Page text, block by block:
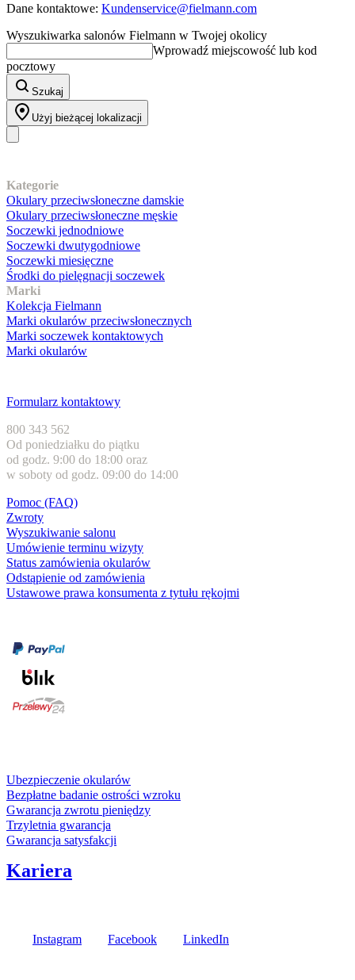
Dane kontaktowe: Kundenservice@fielmann.com
Wyszukiwarka salonów Fielmann w Twojej okolicy
Wprowadź miejscowość lub kod
pocztowy
Szukaj
Użyj bieżącej lokalizacji
Kategorie
Okulary przeciwsłoneczne damskie
Okulary przeciwsłoneczne męskie
Soczewki jednodniowe
Soczewki dwutygodniowe
Soczewki miesięczne
Środki do pielęgnacji soczewek
Marki
Kolekcja Fielmann
Marki okularów przeciwsłonecznych
Marki soczewek kontaktowych
Marki okularów
Formularz kontaktowy
800 343 562
Od poniedziałku do piątku
od godz. 9:00 do 18:00 oraz
w soboty od godz. 09:00 do 14:00
Pomoc (FAQ)
Zwroty
Wyszukiwanie salonu
Umówienie terminu wizyty
Status zamówienia okularów
Odstąpienie od zamówienia
Ustawowe prawa konsumenta z tytułu rękojmi
Ubezpieczenie okularów
Bezpłatne badanie ostrości wzroku
Gwarancja zwrotu pieniędzy
Trzyletnia gwarancja
Gwarancja satysfakcji
Kariera
Instagram Facebook LinkedIn